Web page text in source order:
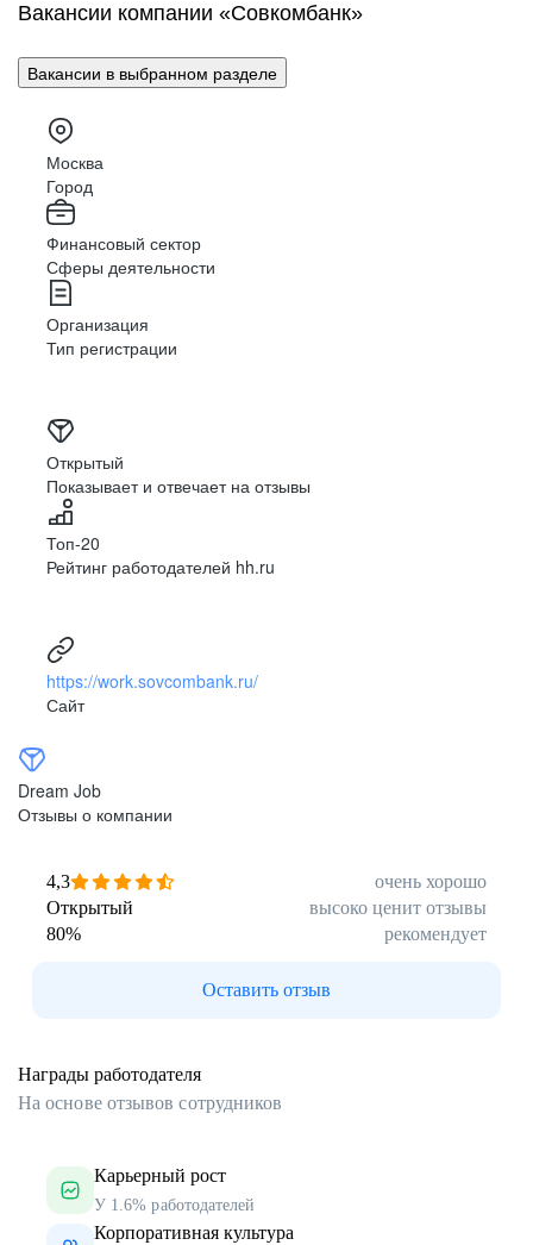
Вакансии компании «Совкомбанк»
Вакансии в выбранном разделе
Москва
Город
Финансовый сектор
Сферы деятельности
Организация
Тип регистрации
Открытый
Показывает и отвечает на отзывы
Топ-20
Рейтинг работодателей hh.ru
https://work.sovcombank.ru/
Сайт
Dream Job
Отзывы о компании
4,3
очень хорошо
Открытый
высоко ценит отзывы
80% рекомендует
Оставить отзыв
Награды работодателя
На основе отзывов сотрудников
Карьерный рост
У 1.6% работодателей
Корпоративная культура